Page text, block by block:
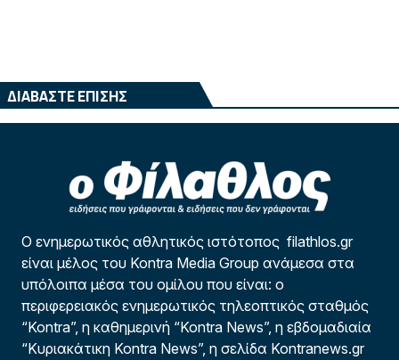
ΔΙΑΒΑΣΤΕ ΕΠΙΣΗΣ
Ο ενημερωτικός αθλητικός ιστότοπος filathlos.gr
είναι μέλος του Kontra Media Group ανάμεσα στα
υπόλοιπα μέσα του ομίλου που είναι: ο
περιφερειακός ενημερωτικός τηλεοπτικός σταθμός
“Kontra”, η καθημερινή “Kontra News”, η εβδομαδιαία
“Κυριακάτικη Kontra News”, η σελίδα Kontranews.gr